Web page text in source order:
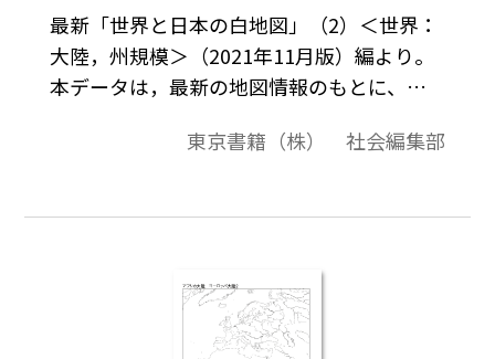
最新「世界と日本の白地図」（2）＜世界：
大陸，州規模＞（2021年11月版）編より。
本データは，最新の地図情報のもとに、高
ト作成やワークシート作成などで，自由に
東京書籍（株） 社会編集部